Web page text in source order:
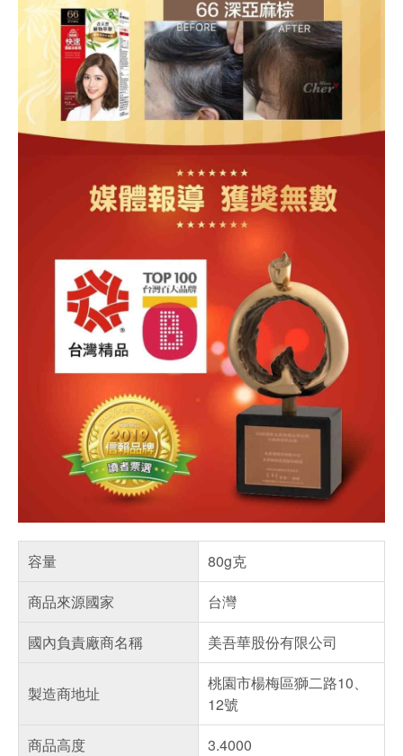
容量
80g克
商品來源國家
台灣
國內負責廠商名稱
美吾華股份有限公司
製造商地址
桃園市楊梅區獅二路10、
12號
商品高度
3.4000